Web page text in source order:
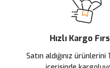
Ürün bilgilerinde hatalar
Ürün fiyatı diğer sitelerden daha
Bu ürüne benzer farklı
Hızlı Kargo
Satın aldığınız